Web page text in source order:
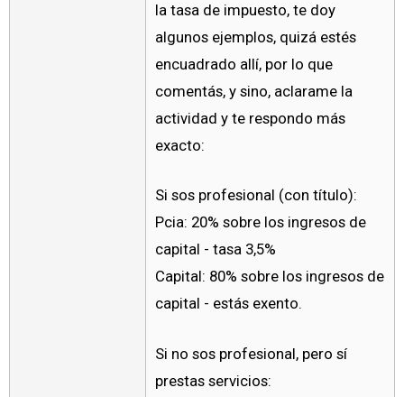
la tasa de impuesto, te doy
algunos ejemplos, quizá estés
encuadrado allí, por lo que
comentás, y sino, aclarame la
actividad y te respondo más
exacto:
Si sos profesional (con título):
Pcia: 20% sobre los ingresos de
capital - tasa 3,5%
Capital: 80% sobre los ingresos de
capital - estás exento.
Si no sos profesional, pero sí
prestas servicios: